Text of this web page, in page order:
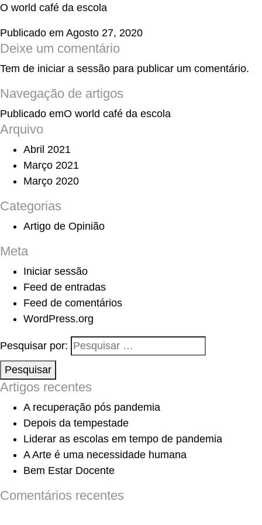
O world café da escola
Publicado em Agosto 27, 2020
Deixe um comentário
Tem de iniciar a sessão para publicar um comentário.
Navegação de artigos
Publicado emO world café da escola
Arquivo
Abril 2021
Março 2021
Março 2020
Categorias
Artigo de Opinião
Meta
Iniciar sessão
Feed de entradas
Feed de comentários
WordPress.org
Pesquisar por:
Pesquisar
Artigos recentes
A recuperação pós pandemia
Depois da tempestade
Liderar as escolas em tempo de pandemia
A Arte é uma necessidade humana
Bem Estar Docente
Comentários recentes